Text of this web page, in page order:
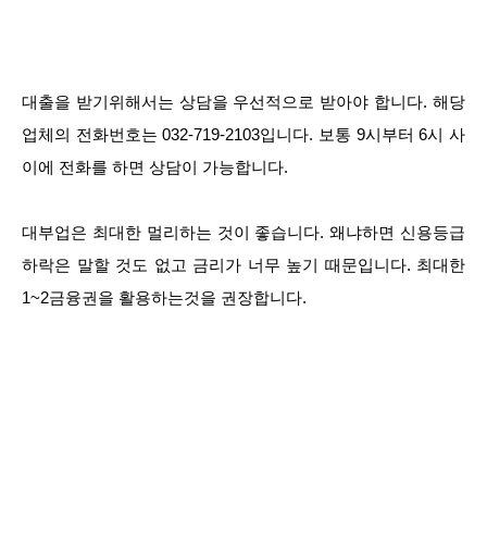
대출을 받기위해서는 상담을 우선적으로 받아야 합니다. 해당
업체의 전화번호는 032-719-2103입니다. 보통 9시부터 6시 사
이에 전화를 하면 상담이 가능합니다.
대부업은 최대한 멀리하는 것이 좋습니다. 왜냐하면 신용등급
하락은 말할 것도 없고 금리가 너무 높기 때문입니다. 최대한
1~2금융권을 활용하는것을 권장합니다.